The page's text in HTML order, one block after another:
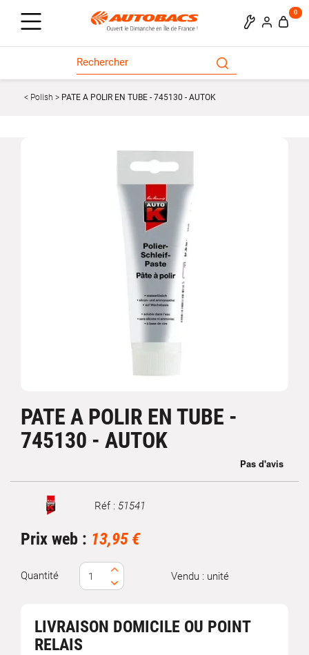
0
Polish PATE A POLIR EN TUBE - 745130 - AUTOK
PATE A POLIR EN TUBE -
745130 - AUTOK
Marque Réf : 51541
Prix web : 13,95 €
Quantité Vendu : unité
LIVRAISON DOMICILE OU POINT
RELAIS